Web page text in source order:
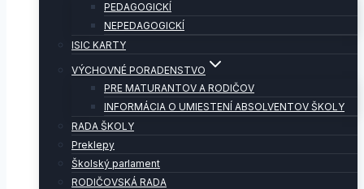
PEDAGOGICKÍ
NEPEDAGOGICKÍ
ISIC KARTY
VÝCHOVNÉ PORADENSTVO
PRE MATURANTOV A RODIČOV
INFORMÁCIA O UMIESTENÍ ABSOLVENTOV ŠKOLY
RADA ŠKOLY
Preklepy
Školský parlament
RODIČOVSKÁ RADA